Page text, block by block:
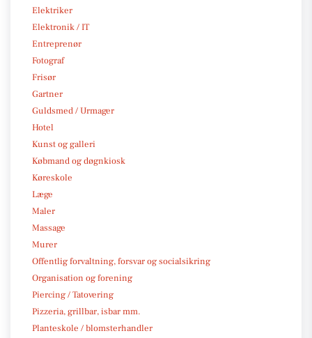
Elektriker
Elektronik / IT
Entreprenør
Fotograf
Frisør
Gartner
Guldsmed / Urmager
Hotel
Kunst og galleri
Købmand og døgnkiosk
Køreskole
Læge
Maler
Massage
Murer
Offentlig forvaltning, forsvar og socialsikring
Organisation og forening
Piercing / Tatovering
Pizzeria, grillbar, isbar mm.
Planteskole / blomsterhandler